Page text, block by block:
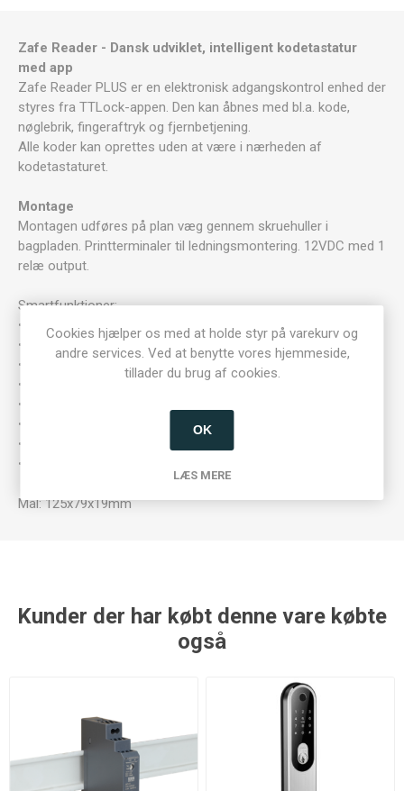
Zafe Reader - Dansk udviklet, intelligent kodetastatur
med app
Zafe Reader PLUS er en elektronisk adgangskontrol enhed der
styres fra TTLock-appen. Den kan åbnes med bl.a. kode,
nøglebrik, fingeraftryk og fjernbetjening.
Alle koder kan oprettes uden at være i nærheden af
kodetastaturet.
Montage
Montagen udføres på plan væg gennem skruehuller i
bagpladen. Printterminaler til ledningsmontering. 12VDC med 1
relæ output.
Smartfunktioner:
• Fingeraftryk, pinkode, Mifare brik
• Bluetooth E-Nøgle – app på iOS, Android og Apple Watch
• Tidsbestemte koder/brikker
• Engangskoder (håndværker kode)
• Tidsskema (f.eks. åbningstid)
• Adgangslog
• *Onlineadgang via WiFi, LAN eller 4G (kun med gateway)
• IP66
Mål: 125x79x19mm
Kunder der har købt denne vare købte
også
Cookies hjælper os med at holde styr på varekurv og
andre services. Ved at benytte vores hjemmeside,
tillader du brug af cookies.
OK
LÆS MERE